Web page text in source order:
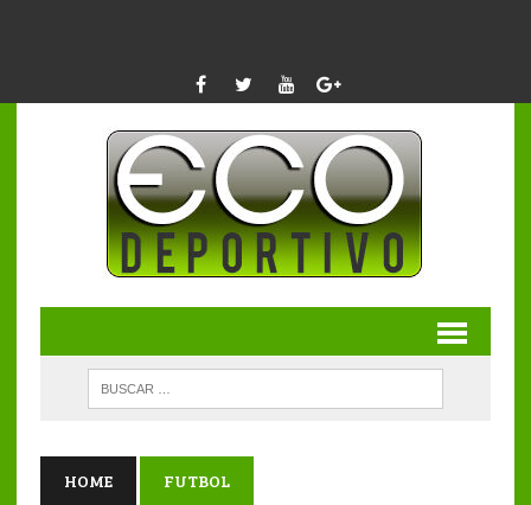
HOME FUTBOL